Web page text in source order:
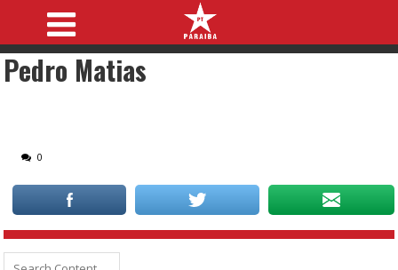
Pedro Matias
0
Search